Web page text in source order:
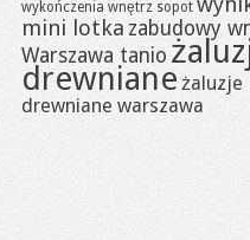
wykończenia wnętrz sopot
mini lotka zabudowy
Warszawa tanio
drewniane żaluzje
drewniane warszawa